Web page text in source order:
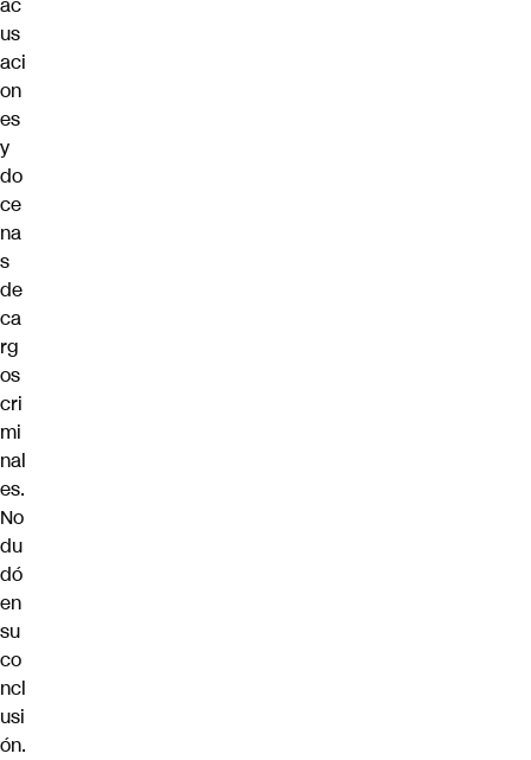
us
aci
on
es
y
do
ce
na
s
de
ca
rg
os
cri
mi
nal
es.
No
du
dó
en
su
co
ncl
usi
ón.